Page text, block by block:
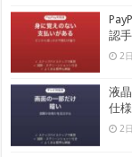
認
2
液
仕
2